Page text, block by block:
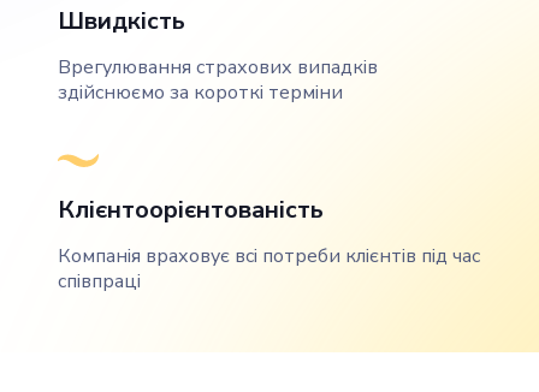
Швидкість
Врегулювання страхових випадків
здійснюємо за короткі терміни
Клієнтоорієнтованість
Компанія враховує всі потреби клієнтів під час
співпраці